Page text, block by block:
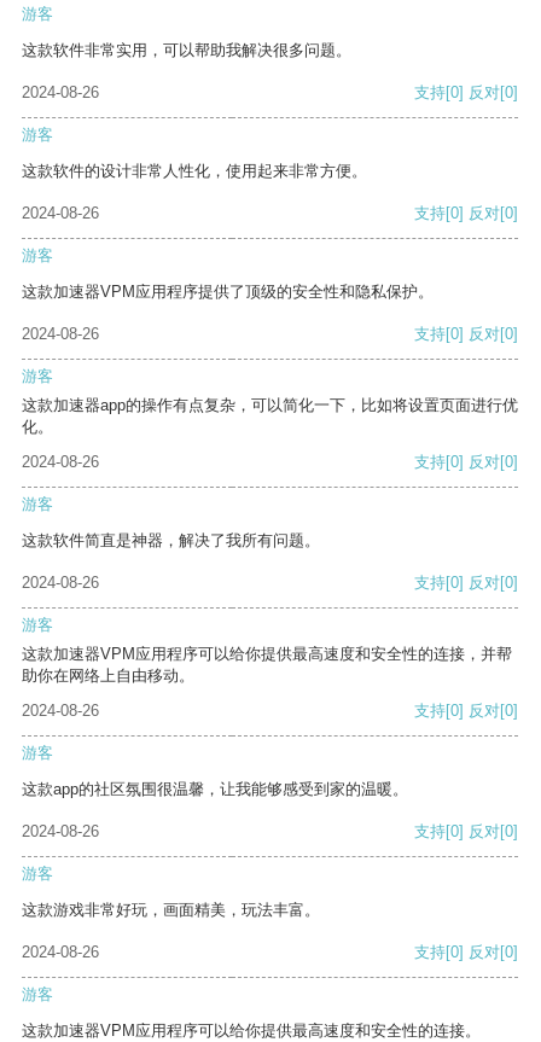
游客
这款软件非常实用，可以帮助我解决很多问题。
2024-08-26 支持[0] 反对[0]
游客
这款软件的设计非常人性化，使用起来非常方便。
2024-08-26 支持[0] 反对[0]
游客
这款加速器VPM应用程序提供了顶级的安全性和隐私保护。
2024-08-26 支持[0] 反对[0]
游客
这款加速器app的操作有点复杂，可以简化一下，比如将设置页面进行优
化。
2024-08-26
支持[0] 反对[0]
游客
这款软件简直是神器，解决了我所有问题。
2024-08-26 支持[0] 反对[0]
游客
这款加速器VPM应用程序可以给你提供最高速度和安全性的连接，并帮
助你在网络上自由移动。
2024-08-26
支持[0] 反对[0]
游客
这款app的社区氛围很温馨，让我能够感受到家的温暖。
2024-08-26 支持[0] 反对[0]
游客
这款游戏非常好玩，画面精美，玩法丰富。
2024-08-26 支持[0] 反对[0]
游客
这款加速器VPM应用程序可以给你提供最高速度和安全性的连接。